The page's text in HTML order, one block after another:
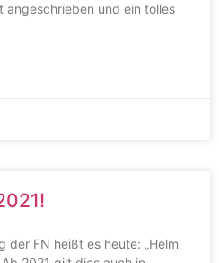
und ein tolles
der FN heißt es heute: „Helm